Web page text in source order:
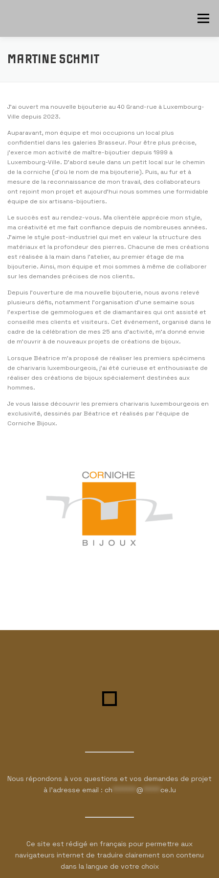
Menu
CHARIVAI.LU | LËTZEBUERGER CHARIVARI
MARTINE SCHMIT
J’ai ouvert ma nouvelle bijouterie au 40 Grand-rue à Luxembourg-
Ville depuis 2023.
Auparavant, mon équipe et moi occupions un local plus
confidentiel dans les galeries Brasseur. Pour être plus précise,
j’exerce mon activité de maître-bijoutier depuis 1999 à
Luxembourg-Ville. D’abord seule dans un petit local sur le chemin
de la corniche (d’où le nom de ma bijouterie). Puis, au fur et à
mesure de la reconnaissance de mon travail, des collaborateurs
ont rejoint mon projet et aujourd’hui nous sommes une formidable
équipe de six artisans-bijoutiers.
Le succès est au rendez-vous. Ma clientèle apprécie mon style,
ma créativité et me fait confiance depuis de nombreuses années.
J’aime le style post-industriel qui met en valeur la structure des
matériaux et la profondeur des pierres. Chacune de mes créations
est réalisée à la main dans l’atelier, au premier étage de ma
bijouterie. Ainsi, mon équipe et moi sommes à même de collaborer
sur les demandes précises de nos clients.
Depuis l’ouverture de ma nouvelle bijouterie, nous avons relevé
plusieurs défis, notamment l’organisation d’une semaine sous
l’expertise de gemmologues et de diamantaires qui ont assisté et
conseillé mes clients et visiteurs. Cet événement, organisé dans le
cadre de la célébration de mes 25 ans d’activité, m’a donné envie
de m’ouvrir à de nouveaux projets de créations de bijoux.
Lorsque Béatrice m’a proposé de réaliser les premiers spécimens
de charivaris luxembourgeois, j’ai été curieuse et enthousiaste de
réaliser des créations de bijoux spécialement destinées aux
hommes.
Je vous laisse découvrir les premiers charivaris luxembourgeois en
exclusivité, dessinés par Béatrice et réalisés par l’équipe de
Corniche Bijoux.
Nous répondons à vos questions et vos demandes de projet
à l'adresse email : ch @ ce.lu
Ce site est rédigé en français pour permettre aux
navigateurs internet de traduire clairement son contenu
dans la langue de votre choix